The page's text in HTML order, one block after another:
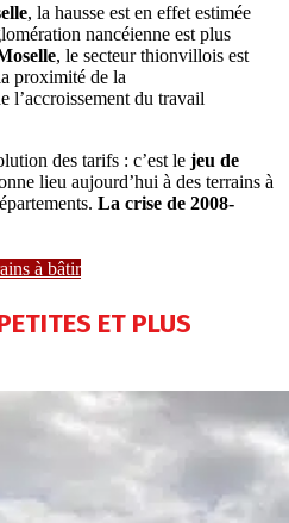
, la hausse est en effet estimée
nancéienne est plus
, le secteur thionvillois est
proximité de la
l’accroissement du travail
des tarifs : c’est le jeu de
lieu aujourd’hui à des terrains à
La crise de 2008-
à bâtir
ET PLUS